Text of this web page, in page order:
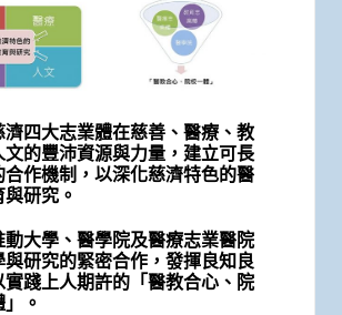
濟四大志業體在慈善、醫療、教
文的豐沛資源與力量，建立可長
合作機制，以深化慈濟特色的醫
研究。
動大學、醫學院及醫療志業醫院
與研究的緊密合作，發揮良知良
實踐上人期許的「醫教合心、院
。